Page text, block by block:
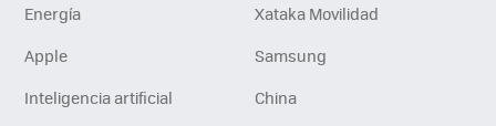
Energía
Xataka Movilidad
Apple
Samsung
Inteligencia artificial
China